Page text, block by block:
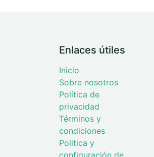
Enlaces útiles
Inicio
Sobre nosotros
Política de
privacidad
Términos y
condiciones
Politica y
configuración de